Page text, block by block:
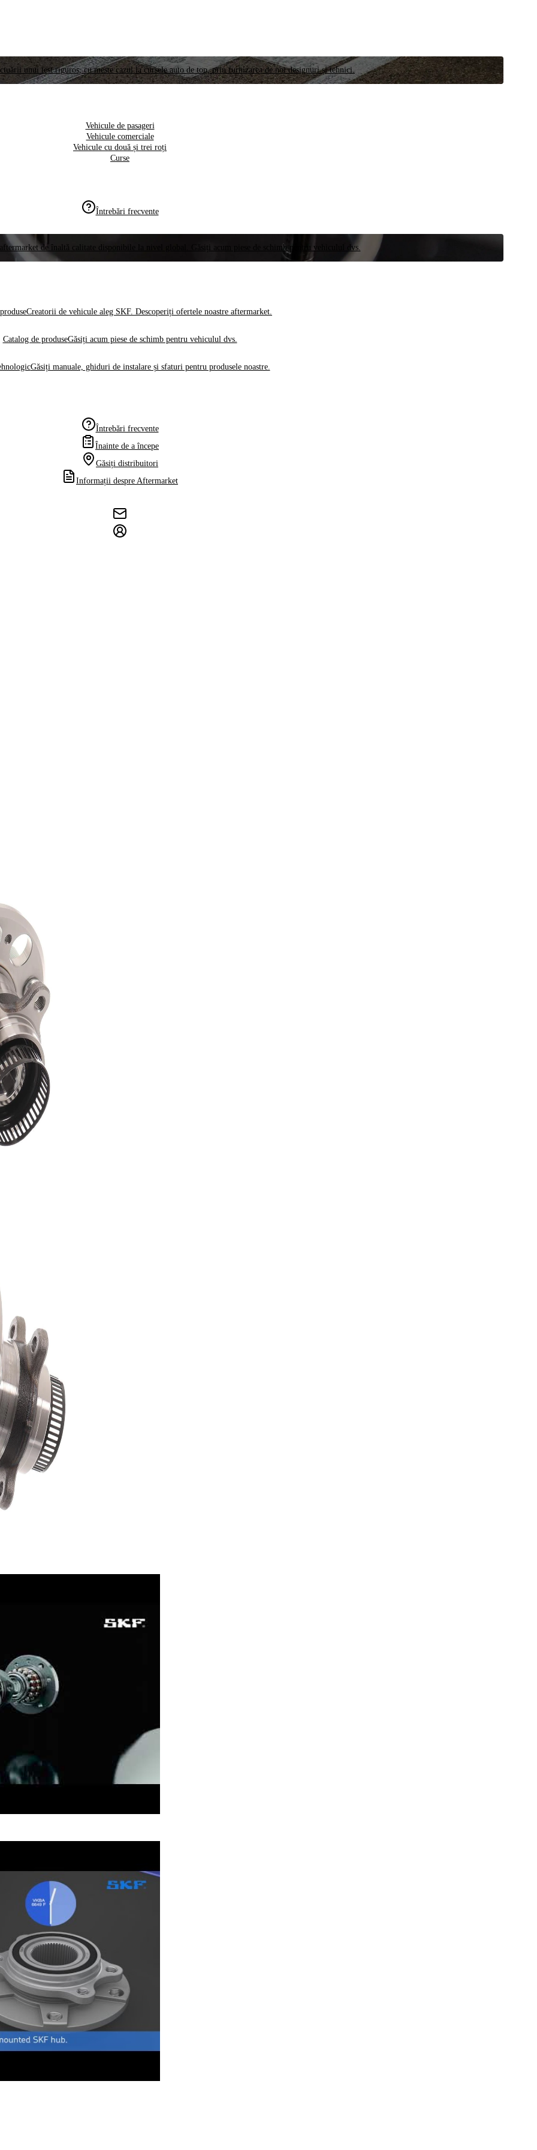
unui test riguros, cu meste cazul la cursele auto de top, prin furnizarea de noi designuri și tehnici.
Vehicule de pasageri
Vehicule comerciale
Vehicule cu două și trei roți
Curse
Întrebări frecvente
de înaltă calitate disponibile la nivel global. Găsiți acum piese de schimb pentru vehiculul dvs.
Creatorii de vehicule aleg SKF. Descoperiți ofertele noastre aftermarket.
Catalog de produseGăsiți acum piese de schimb pentru vehiculul dvs.
Găsiți manuale, ghiduri de instalare și sfaturi pentru produsele noastre.
Întrebări frecvente
Înainte de a începe
Găsiți distribuitori
Informații despre Aftermarket